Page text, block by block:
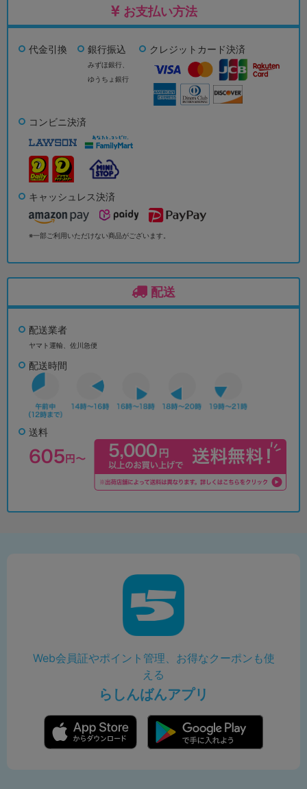
お支払い方法
代金引換 銀行振込
みずほ銀行、
ゆうちょ銀行
クレジットカード決済
コンビニ決済
キャッシュレス決済
※一部ご利用いただけない商品がございます。
配送
配送業者
ヤマト運輸、佐川急便
配送時間
送料
Web会員証やポイント管理、お得なクーポンも使
える
らしんばんアプリ